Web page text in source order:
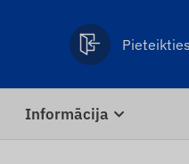
Pieteikties
Informācija